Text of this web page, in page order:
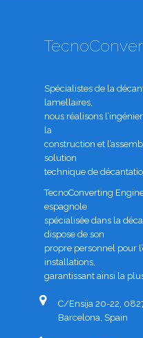
Spécialistes de la
lamellaires,
nous réalisons
la
construction et
solution
technique de
TecnoConverting
espagnole
spécialisée dans la
dispose de son
propre personnel pour
installations,
garantissant ainsi la
C/Ensija 20-22,
Barcelona, Spain